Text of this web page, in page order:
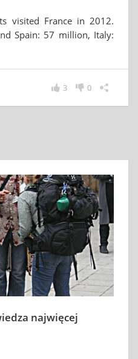
visited France in 2012.
Spain: 57 million, Italy:
0
3
najwięcej